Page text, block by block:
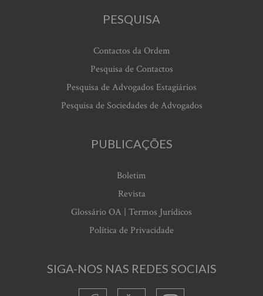
PESQUISA
Contactos da Ordem
Pesquisa de Contactos
Pesquisa de Advogados Estagiários
Pesquisa de Sociedades de Advogados
PUBLICAÇÕES
Boletim
Revista
Glossário OA | Termos Jurídicos
Política de Privacidade
SIGA-NOS NAS REDES SOCIAIS